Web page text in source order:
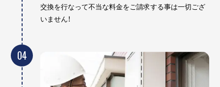
交換を行なって不当な料金をご請求する事は一切ござ
いません！
04